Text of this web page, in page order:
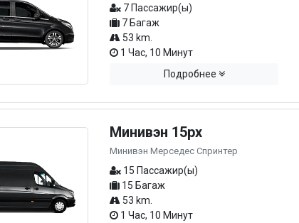
7 Пассажир(ы)
7 Багаж
53 km.
1 Час, 10 Минут
Подробнее
Минивэн 15px
Минивэн Мерседес Спринтер
15 Пассажир(ы)
15 Багаж
53 km.
1 Час, 10 Минут